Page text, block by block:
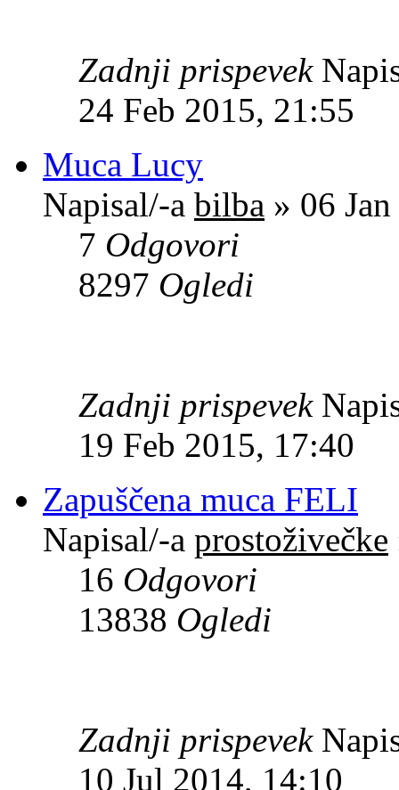
Zadnji prispevek
24 Feb 2015, 21:55
Muca Lucy
Napisal/-a bilba » 06
7 Odgovori
8297 Ogledi
Zadnji prispevek
19 Feb 2015, 17:40
Zapuščena muca FELI
Napisal/-a prostoživečke
16 Odgovori
13838 Ogledi
Zadnji prispevek
10 Jul 2014, 14:10